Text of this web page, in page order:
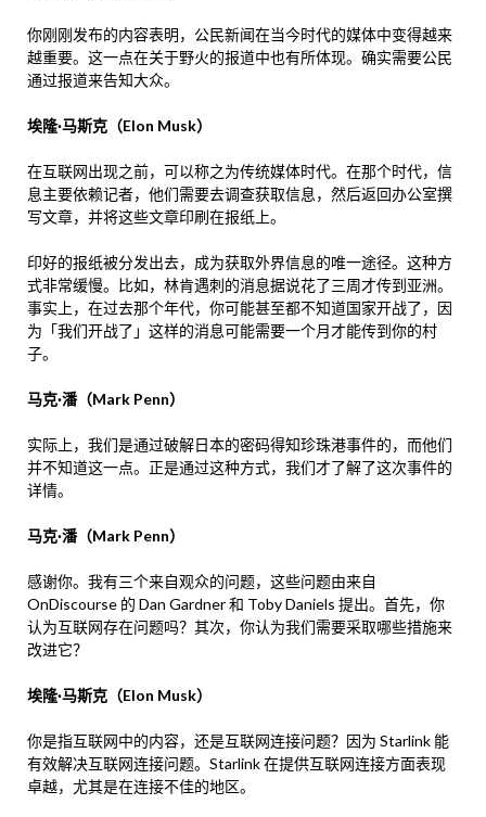
你刚刚发布的内容表明，公民新闻在当今时代的媒体中变得越来
越重要。这一点在关于野火的报道中也有所体现。确实需要公民
通过报道来告知大众。
埃隆·马斯克（Elon Musk）
在互联网出现之前，可以称之为传统媒体时代。在那个时代，信
息主要依赖记者，他们需要去调查获取信息，然后返回办公室撰
写文章，并将这些文章印刷在报纸上。
印好的报纸被分发出去，成为获取外界信息的唯一途径。这种方
式非常缓慢。比如，林肯遇刺的消息据说花了三周才传到亚洲。
事实上，在过去那个年代，你可能甚至都不知道国家开战了，因
为「我们开战了」这样的消息可能需要一个月才能传到你的村
子。
马克·潘（Mark Penn）
实际上，我们是通过破解日本的密码得知珍珠港事件的，而他们
并不知道这一点。正是通过这种方式，我们才了解了这次事件的
详情。
马克·潘（Mark Penn）
感谢你。我有三个来自观众的问题，这些问题由来自
OnDiscourse 的 Dan Gardner 和 Toby Daniels 提出。首先，你
认为互联网存在问题吗？其次，你认为我们需要采取哪些措施来
改进它？
埃隆·马斯克（Elon Musk）
你是指互联网中的内容，还是互联网连接问题？因为 Starlink 能
有效解决互联网连接问题。Starlink 在提供互联网连接方面表现
卓越，尤其是在连接不佳的地区。